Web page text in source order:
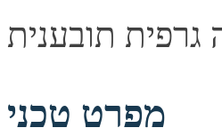
מפרט טכני